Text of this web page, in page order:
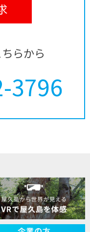
らから
3796